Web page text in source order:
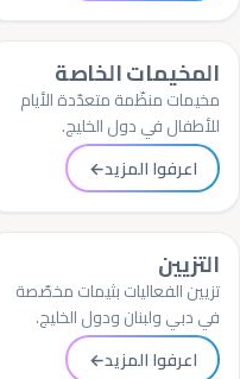
المخيمات الخاصة
مخيمات منظّمة متعدّدة الأيام
للأطفال في دول الخليج.
اعرفوا المزيد←
التزيين
تزيين الفعاليات بثيمات مخصّصة
في دبي ولبنان ودول الخليج.
اعرفوا المزيد←